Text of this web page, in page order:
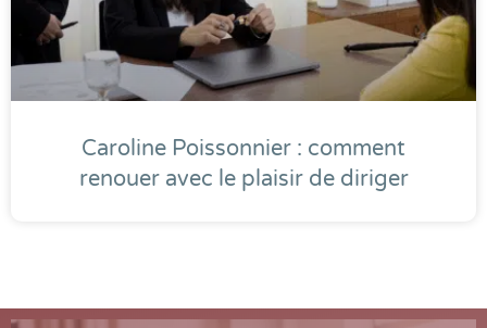
Caroline Poissonnier : comment
renouer avec le plaisir de diriger